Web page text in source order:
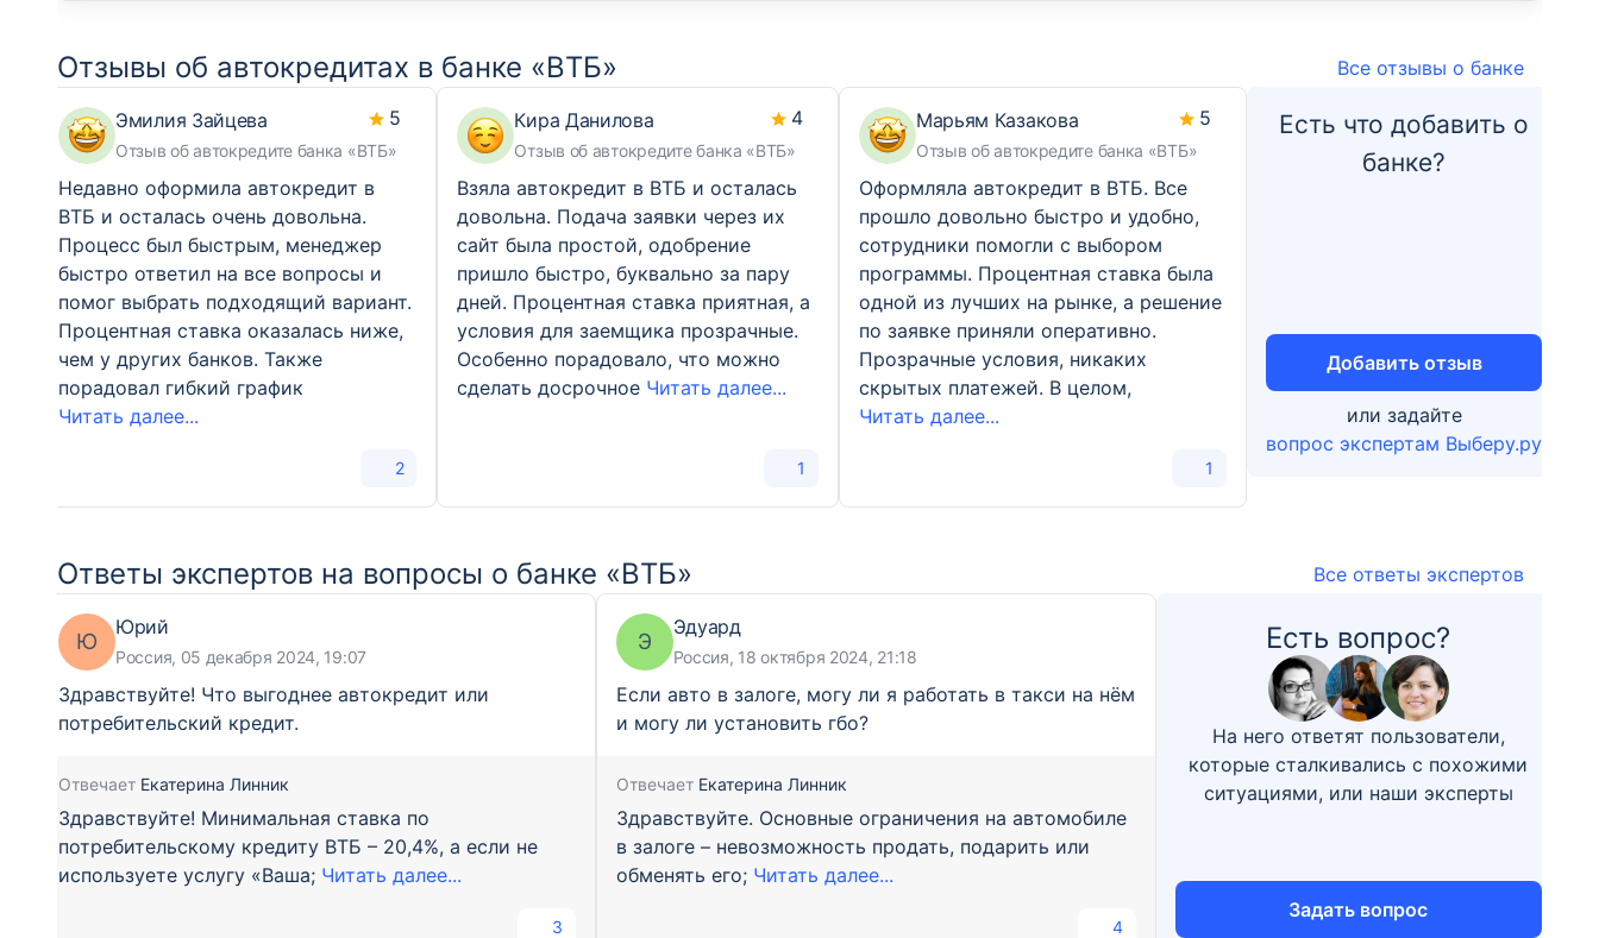
Отзывы об автокредитах в банке «ВТБ» Все отзывы о банке
Эмилия Зайцева
Отзыв об автокредите банка «ВТБ»
5
Недавно оформила автокредит в
ВТБ и осталась очень довольна.
Процесс был быстрым, менеджер
быстро ответил на все вопросы и
помог выбрать подходящий вариант.
Процентная ставка оказалась ниже,
чем у других банков. Также
порадовал гибкий график
Читать далее...
2
Кира Данилова
Отзыв об автокредите банка «ВТБ»
4
Взяла автокредит в ВТБ и осталась
довольна. Подача заявки через их
сайт была простой, одобрение
пришло быстро, буквально за пару
дней. Процентная ставка приятная, а
условия для заемщика прозрачные.
Особенно порадовало, что можно
сделать досрочное Читать далее...
1
Марьям Казакова
Отзыв об автокредите банка «ВТБ»
5
Оформляла автокредит в ВТБ. Все
прошло довольно быстро и удобно,
сотрудники помогли с выбором
программы. Процентная ставка была
одной из лучших на рынке, а решение
по заявке приняли оперативно.
Прозрачные условия, никаких
скрытых платежей. В целом,
Читать далее...
1
Есть что добавить о
банке?
Добавить отзыв
или задайте
вопрос экспертам Выберу.ру
Ответы экспертов на вопросы о банке «ВТБ» Все ответы экспертов
Ю
Юрий
Россия, 05 декабря 2024, 19:07
Здравствуйте! Что выгоднее автокредит или
потребительский кредит.
Отвечает Екатерина Линник
Здравствуйте! Минимальная ставка по
потребительскому кредиту ВТБ – 20,4%, а если не
используете услугу «Ваша; Читать далее...
3
Э
Эдуард
Россия, 18 октября 2024, 21:18
Если авто в залоге, могу ли я работать в такси на нём
и могу ли установить гбо?
ОтвечаетЕкатерина Линник
Здравствуйте. Основные ограничения на автомобиле
в залоге – невозможность продать, подарить или
обменять его; Читать далее...
4
Есть вопрос?
На него ответят пользователи,
которые сталкивались с похожими
ситуациями, или наши эксперты
Задать вопрос